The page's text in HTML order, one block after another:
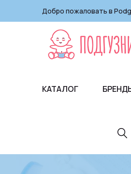
Добро пожаловать в
КАТАЛОГ